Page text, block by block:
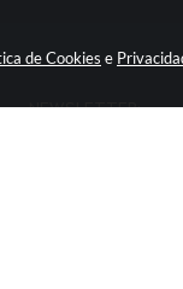
de Cookies e
NEWSLETTER: